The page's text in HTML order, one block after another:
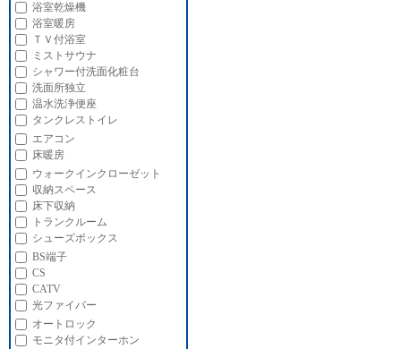
浴室乾燥機
浴室暖房
ＴＶ付浴室
ミストサウナ
シャワー付洗面化粧台
洗面所独立
温水洗浄便座
タンクレストイレ
エアコン
床暖房
ウォークインクローゼット
収納スペース
床下収納
トランクルーム
シューズボックス
BS端子
CS
CATV
光ファイバー
オートロック
モニタ付インターホン